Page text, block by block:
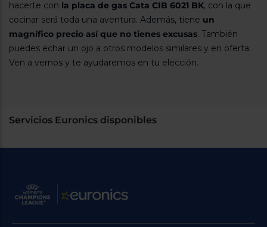
hacerte con la placa de gas Cata CIB 6021 BK, con la que
cocinar será toda una aventura. Además, tiene un
magnífico precio así que no tienes excusas. También
puedes echar un ojo a otros modelos similares y en oferta.
Ven a vernos y te ayudaremos en tu elección.
Servicios Euronics disponibles